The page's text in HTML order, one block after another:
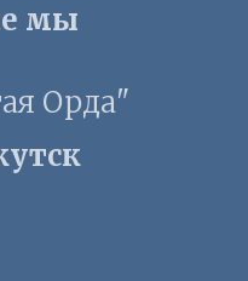
мы
Орда"